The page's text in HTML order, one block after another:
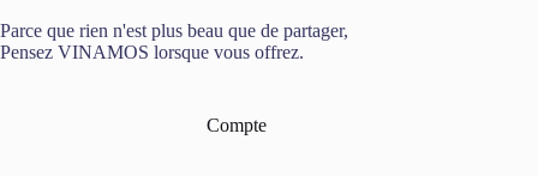
Parce que rien n'est plus beau que de partager,
Pensez VINAMOS lorsque vous offrez.
Compte